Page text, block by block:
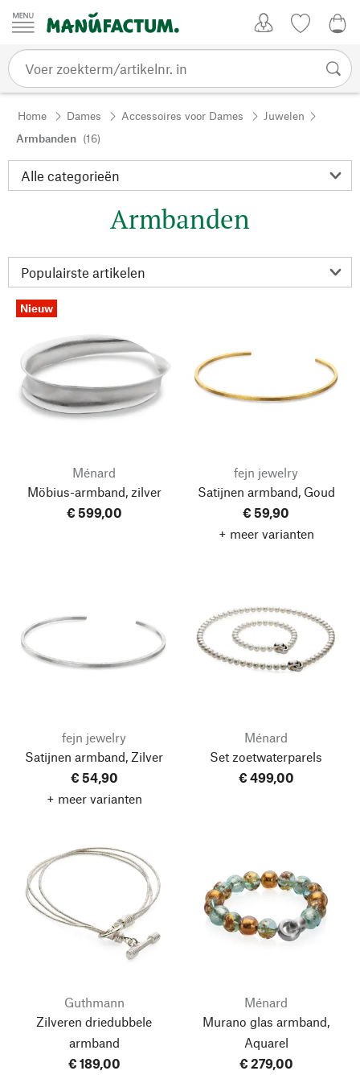
Passer au contenu
Home Dames Accessoires voor Dames
Juwelen
Armbanden (16)
Armbanden
Nieuw
Ménard
Möbius-armband, zilver
€ 599,00
fejn jewelry
Satijnen armband, Goud
€ 59,90
+ meer varianten
fejn jewelry
Satijnen armband, Zilver
€ 54,90
+ meer varianten
Ménard
Set zoetwaterparels
€ 499,00
Guthmann
Zilveren driedubbele
armband
€ 189,00
Ménard
Murano glas armband,
Aquarel
€ 279,00